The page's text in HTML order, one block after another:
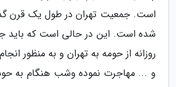
شده است. این در حالی است که باید
روزانه از حومه به تهران و به منظور
و ... مهاجرت نموده وشب هنگام به